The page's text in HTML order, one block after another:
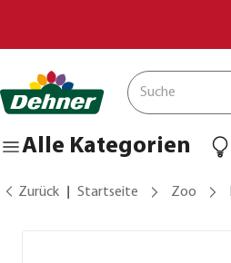
Alle Kategorien
Zurück Startseite Zoo